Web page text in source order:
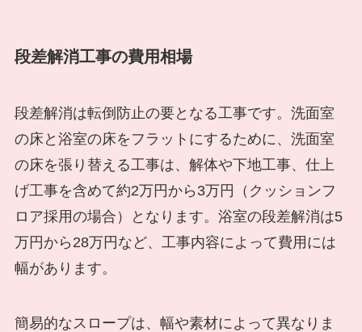
段差解消工事の費用相場
段差解消は転倒防止の要となる工事です。洗面室
の床と浴室の床をフラットにするために、洗面室
の床を張り替える工事は、解体や下地工事、仕上
げ工事を含めて約2万円から3万円（クッションフ
ロア採用の場合）となります。浴室の段差解消は5
万円から28万円など、工事内容によって費用には
幅があります。
簡易的なスロープは、幅や素材によって異なりま